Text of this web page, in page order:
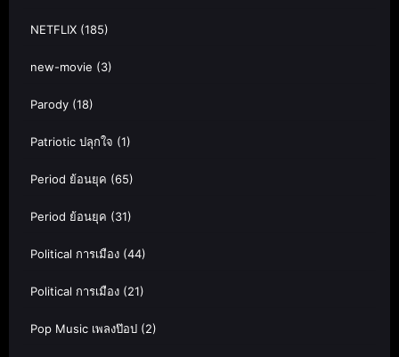
NETFLIX (185)
new-movie (3)
Parody (18)
Patriotic ปลุกใจ (1)
Period ย้อนยุค (65)
Period ย้อนยุค (31)
Political การเมือง (44)
Political การเมือง (21)
Pop Music เพลงป๊อป (2)